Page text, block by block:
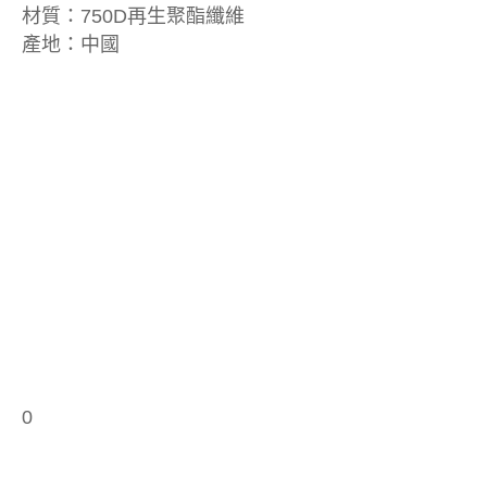
材質：750D再生聚酯纖維
產地：中國
0